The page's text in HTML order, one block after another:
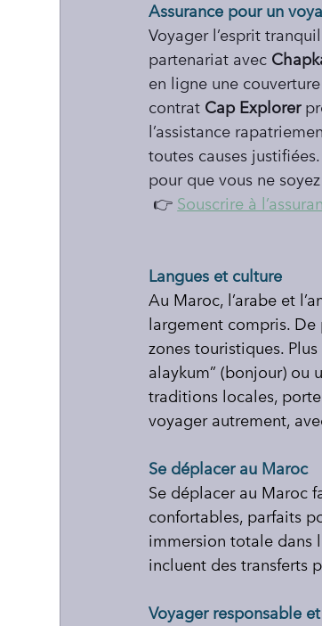
Assurance pour un
Voyager l’esprit
partenariat avec
en ligne une
contrat Cap Explorer
l’assistance
toutes causes
pour que vous ne
👉 Souscrire à
Langues et culture
Au Maroc, l’arabe et
largement compris.
zones touristiques.
alaykum” (bonjour) ou
traditions locales,
voyager autrement,
Se déplacer au Maroc
Se déplacer au Maroc
confortables, parfaits
immersion totale dans
incluent des transferts
Voyager responsable